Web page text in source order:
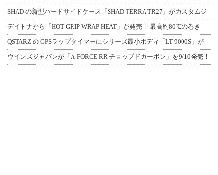
SHAD の新型ハードサイドケース「SHAD TERRA TR27」がカスタムジ
デイトナから「HOT GRIP WRAP HEAT」が発売！ 最高約80℃の巻き
QSTARZ の GPSラップタイマーにシリーズ最小ボディ「LT-9000S」が
ウインズジャパンが「A-FORCE RR チョップドカーボン」を9/10発売！